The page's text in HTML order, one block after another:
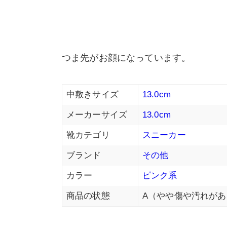
つま先がお顔になっています。
中敷きサイズ 13.0cm
メーカーサイズ 13.0cm
靴カテゴリ スニーカー
ブランド その他
カラー ピンク系
商品の状態 A（やや傷や汚れが